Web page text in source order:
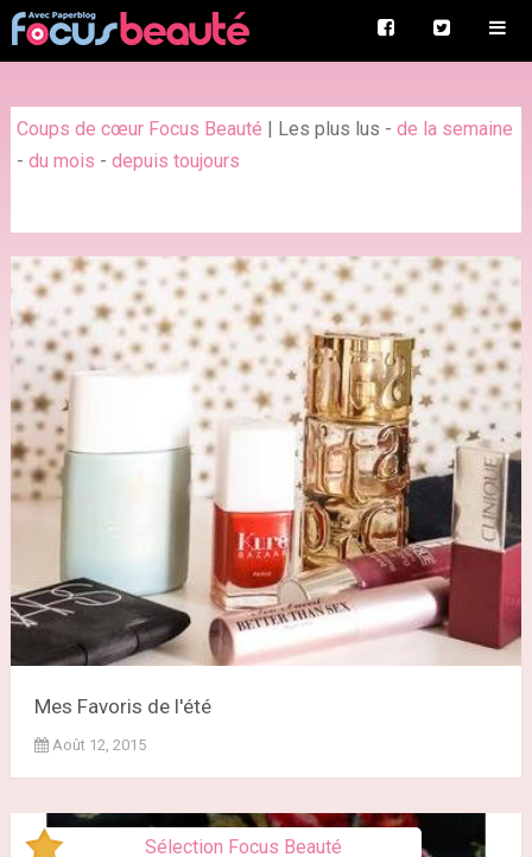
Coups de cœur Focus Beauté | Les plus lus - de la semaine
- du mois - depuis toujours
Mes Favoris de l'été
Août 12, 2015
Sélection Focus Beauté